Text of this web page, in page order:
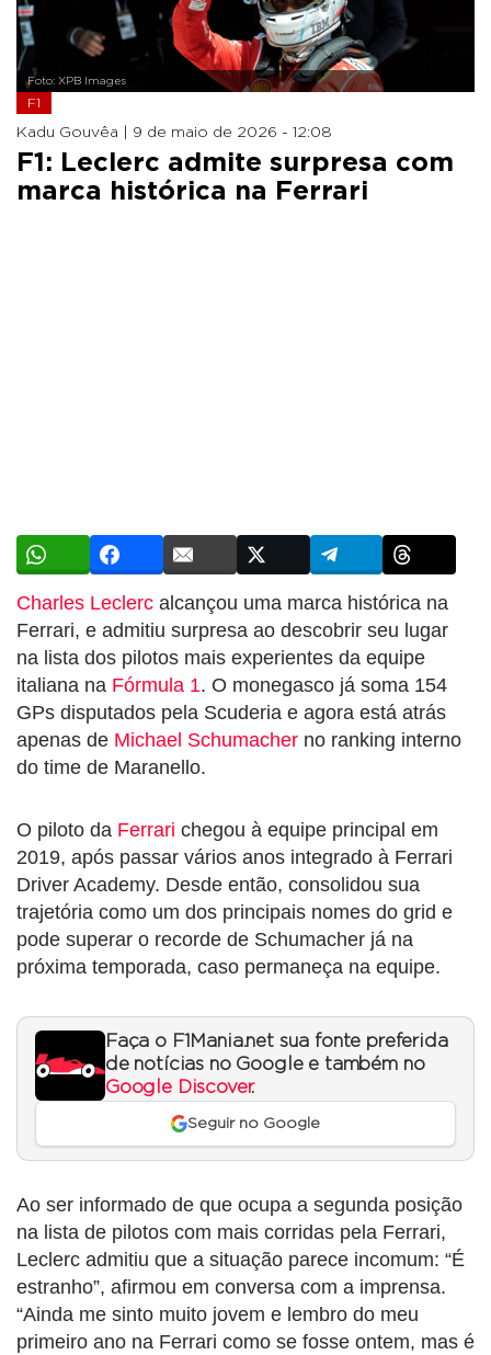
Foto: XPB Images
F1
Kadu Gouvêa | 9 de maio de 2026 - 12:08
F1: Leclerc admite surpresa com
marca histórica na Ferrari
Charles Leclerc alcançou uma marca histórica na
Ferrari, e admitiu surpresa ao descobrir seu lugar
na lista dos pilotos mais experientes da equipe
italiana na Fórmula 1. O monegasco já soma 154
GPs disputados pela Scuderia e agora está atrás
apenas de Michael Schumacher no ranking interno
do time de Maranello.
O piloto da Ferrari chegou à equipe principal em
2019, após passar vários anos integrado à Ferrari
Driver Academy. Desde então, consolidou sua
trajetória como um dos principais nomes do grid e
pode superar o recorde de Schumacher já na
próxima temporada, caso permaneça na equipe.
Faça o F1Mania.net sua fonte preferida
de notícias no Google e também no
Google Discover.
Seguir no Google
Ao ser informado de que ocupa a segunda posição
na lista de pilotos com mais corridas pela Ferrari,
Leclerc admitiu que a situação parece incomum: “É
estranho”, afirmou em conversa com a imprensa.
“Ainda me sinto muito jovem e lembro do meu
primeiro ano na Ferrari como se fosse ontem, mas é